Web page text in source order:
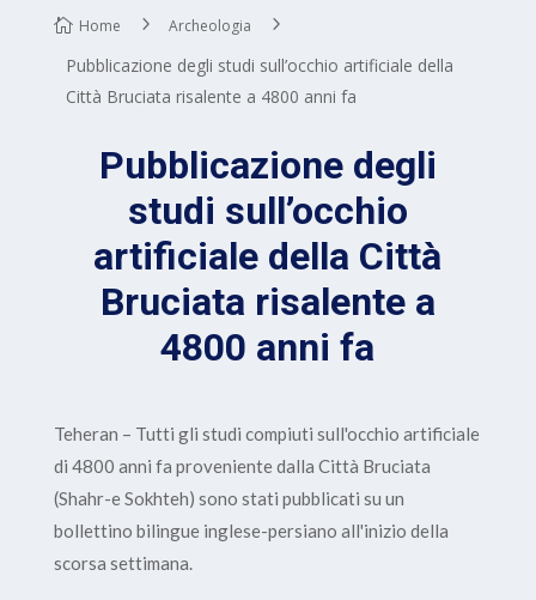
Home Archeologia
Pubblicazione degli studi sull’occhio artificiale della
Città Bruciata risalente a 4800 anni fa
Pubblicazione degli
studi sull’occhio
artificiale della Città
Bruciata risalente a
4800 anni fa
Teheran – Tutti gli studi compiuti sull'occhio artificiale
di 4800 anni fa proveniente dalla Città Bruciata
(Shahr-e Sokhteh) sono stati pubblicati su un
bollettino bilingue inglese-persiano all'inizio della
scorsa settimana.